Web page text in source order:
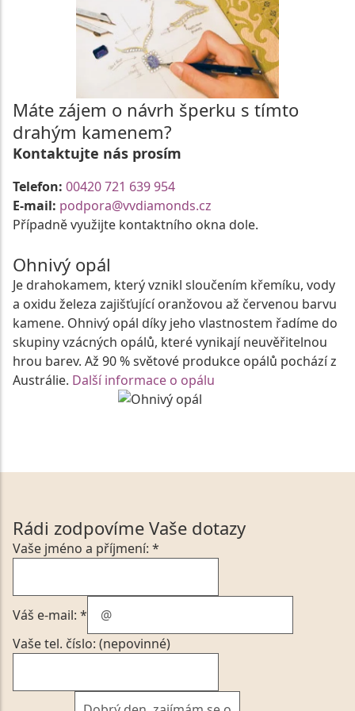
Máte zájem o návrh šperku s tímto
drahým kamenem?
Kontaktujte nás prosím
Telefon: 00420 721 639 954
E-mail: podpora@vvdiamonds.cz
Případně využijte kontaktního okna dole.
Ohnivý opál
Je drahokamem, který vznikl sloučením křemíku, vody
a oxidu železa zajišťující oranžovou až červenou barvu
kamene. Ohnivý opál díky jeho vlastnostem řadíme do
skupiny vzácných opálů, které vynikají neuvěřitelnou
hrou barev. Až 90 % světové produkce opálů pochází z
Austrálie. Další informace o opálu
Rádi zodpovíme Vaše dotazy
Vaše jméno a příjmení: *
Váš e-mail: *
Vaše tel. číslo: (nepovinné)